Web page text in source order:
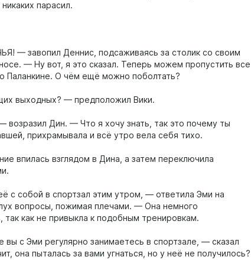
парасил.
— завопил Деннис, подсаживаясь за столик со своим
— Ну вот, я это сказал. Теперь можем пропустить все
Паланкине. О чём ещё можно поболтать?
выходных? — предположил Вики.
возразил Дин. — Что я хочу знать, так это почему ты
прихрамывала и всё утро вела себя тихо.
впилась взглядом в Дина, а затем переключила
с собой в спортзал этим утром, — ответила Эми на
вопросы, пожимая плечами. — Она немного
так как не привыкла к подобным тренировкам.
с Эми регулярно занимаетесь в спортзале, — сказал
она пыталась за вами угнаться, но у неё не получилось?